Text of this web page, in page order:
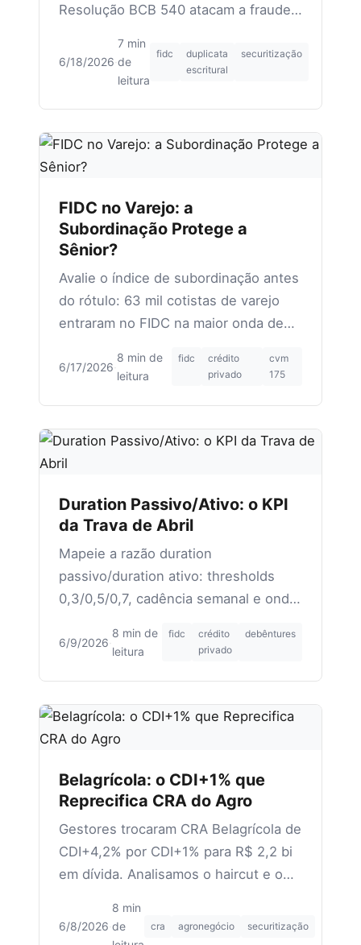
Resolução BCB 540 atacam a fraude
perdas.
6/18/2026
7 min
de
leitura
fidc
duplicata
escritural
securitização
FIDC no Varejo: a
Subordinação Protege a
Sênior?
Avalie o índice de subordinação antes
do rótulo: 63 mil cotistas de varejo
entraram no FIDC na maior onda de
6/17/2026
8 min de
leitura
fidc
crédito
privado
cvm
175
Duration Passivo/Ativo: o KPI
da Trava de Abril
Mapeie a razão duration
passivo/duration ativo: thresholds
0,3/0,5/0,7, cadência semanal e onde
6/9/2026
8 min de
leitura
fidc
crédito
privado
debêntures
Belagrícola: o CDI+1% que
Reprecifica CRA do Agro
Gestores trocaram CRA Belagrícola de
CDI+4,2% por CDI+1% para R$ 2,2 bi
em dívida. Analisamos o haircut e o
exposição a revendas.
6/8/2026
8 min
de
cra agronegócio securitização